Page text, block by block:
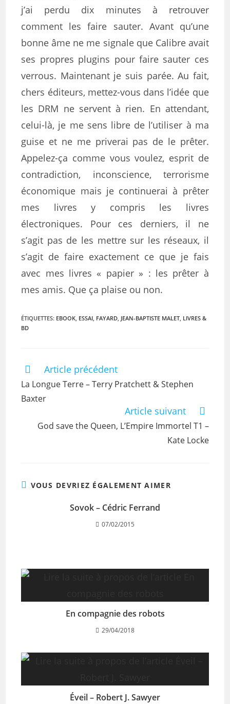
j’ai perdu dix minutes à retrouver
comment les faire sauter. Avant qu’une
bonne âme ne me signale que Calibre avait
ses propres plugins pour faire sauter ces
verrous. Maintenant je suis parée. Au fait,
chers éditeurs, mettez-vous dans l’idée que
les DRM ne servent à rien. En attendant,
celui-là, je me sens libre de l’utiliser à ma
guise et ne me priverai pas de le prêter.
Appelez-ça comme vous voulez, esprit de
contradiction, inconscience, terrorisme
économique mais je continuerai à prêter
mes livres y compris les livres
électroniques. Pour ces derniers, il ne
s’agit pas de les mettre sur les réseaux, il
s’agit de faire exactement ce que je fais
avec mes livres « papier » : les prêter à
mes amis. Que ça plaise ou non.
ÉTIQUETTES: EBOOK, ESSAI, FAYARD, JEAN-BAPTISTE MALET, LIVRES &
BD
Article précédent
La Longue Terre – Terry Pratchett & Stephen
Baxter
Article suivant
God save the Queen, L’Empire Immortel T1 –
Kate Locke
VOUS DEVRIEZ ÉGALEMENT AIMER
Sovok – Cédric Ferrand
07/02/2015
En compagnie des robots
29/04/2018
Éveil – Robert J. Sawyer